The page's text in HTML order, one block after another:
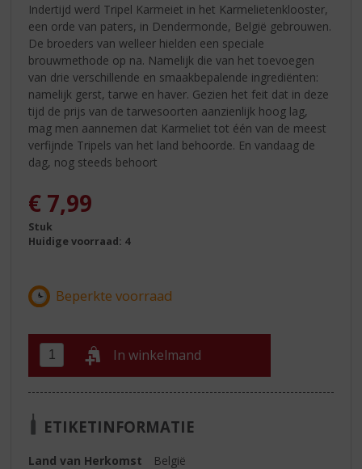
Indertijd werd Tripel Karmeiet in het Karmelietenklooster,
een orde van paters, in Dendermonde, België gebrouwen.
De broeders van welleer hielden een speciale
brouwmethode op na. Namelijk die van het toevoegen
van drie verschillende en smaakbepalende ingrediënten:
namelijk gerst, tarwe en haver. Gezien het feit dat in deze
tijd de prijs van de tarwesoorten aanzienlijk hoog lag,
mag men aannemen dat Karmeliet tot één van de meest
verfijnde Tripels van het land behoorde. En vandaag de
dag, nog steeds behoort
€ 7,99
Stuk
Huidige voorraad: 4
In winkelmand
ETIKETINFORMATIE
Land van Herkomst
België